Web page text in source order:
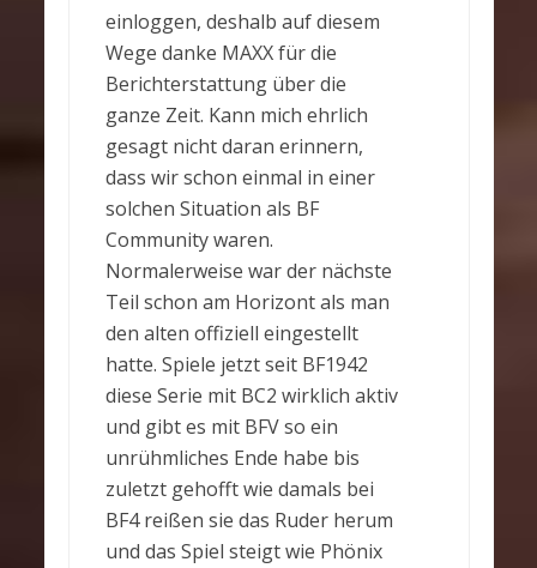
einloggen, deshalb auf diesem
Wege danke MAXX für die
Berichterstattung über die
ganze Zeit. Kann mich ehrlich
gesagt nicht daran erinnern,
dass wir schon einmal in einer
solchen Situation als BF
Community waren.
Normalerweise war der nächste
Teil schon am Horizont als man
den alten offiziell eingestellt
hatte. Spiele jetzt seit BF1942
diese Serie mit BC2 wirklich aktiv
und gibt es mit BFV so ein
unrühmliches Ende habe bis
zuletzt gehofft wie damals bei
BF4 reißen sie das Ruder herum
und das Spiel steigt wie Phönix